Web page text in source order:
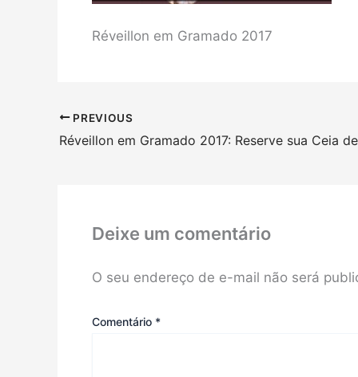
Réveillon em Gramado 2017
PREVIOUS
Réveillon em Gramado 2017: Reserve sua Ceia
Deixe um comentário
O seu endereço de e-mail não será
Comentário *